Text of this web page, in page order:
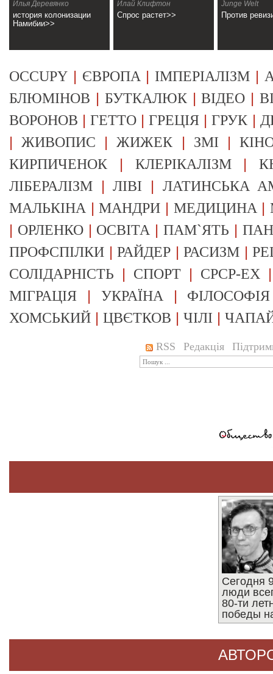
Илья Деревянко
история колонизации
Намибии>>
Илай Клифтон
Спрос растет>>
Junge Welt
Против
OCCUPY | ЄВРОПА | ІМПЕРІАЛІЗМ |
БЛЮМІНОВ | БУТКАЛЮК|ВІДЕО |
ВОРОНОВ |ГЕТТО |ГРЕЦІЯ |ГРУК |
|ЖИВОПИС |ЖИЖЕК | ЗМІ |
КИРПИЧЕНОК | КЛЕРІКАЛІЗМ|
ЛІБЕРАЛІЗМ |ЛІВІ | ЛАТИНСЬКА
МАЛЬКІНА |МАНДРИ | МЕДИЦИНА |
| ОРЛЕНКО| ОСВІТА |ПАМ`ЯТЬ |
ПРОФСПІЛКИ |РАЙДЕР |РАСИЗМ |
СОЛІДАРНІСТЬ | СПОРТ | СРСР-EX
МІГРАЦІЯ | УКРАЇНА | ФІЛОСОФІЯ
ХОМСЬКИЙ | ЦВЄТКОВ | ЧІЛІ |
RSS Редакція
Сегодня
люди
80-ти
победы